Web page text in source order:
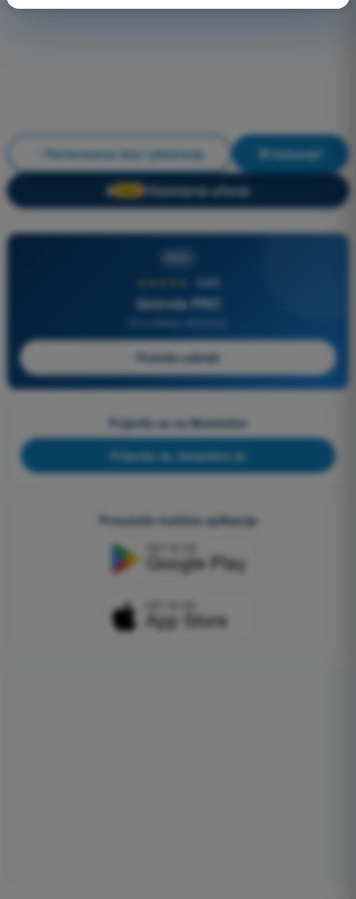
Performanse leta i planiranje Vežbanje!
🔒 Objašnjenje pitanja
4,6/5
Quizvds PRO
Počnite odmah
Prijavite se na Newsletter
Prijavite se, besplatno je
Preuzmite mobilne aplikacije